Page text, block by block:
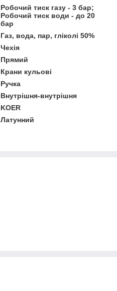
Робочий тиск газу - 3 бар;
Робочий тиск води - до 20
бар
Газ, вода, пар, гліколі 50%
Чехія
Прямий
Крани кульові
Ручка
Внутрішня-внутрішня
KOER
Латунний